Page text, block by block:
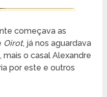
começava as
Oirot, já nos aguardava
, mais o casal Alexandre
por este e outros